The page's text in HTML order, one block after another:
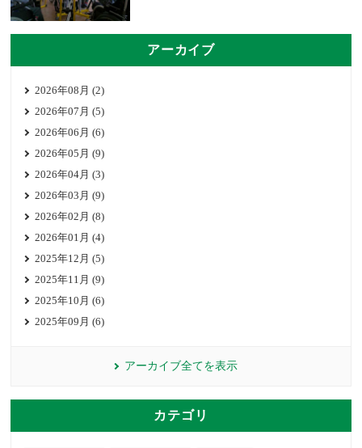
アーカイブ
2026年08月 (2)
2026年07月 (5)
2026年06月 (6)
2026年05月 (9)
2026年04月 (3)
2026年03月 (9)
2026年02月 (8)
2026年01月 (4)
2025年12月 (5)
2025年11月 (9)
2025年10月 (6)
2025年09月 (6)
アーカイブ全てを表示
カテゴリ